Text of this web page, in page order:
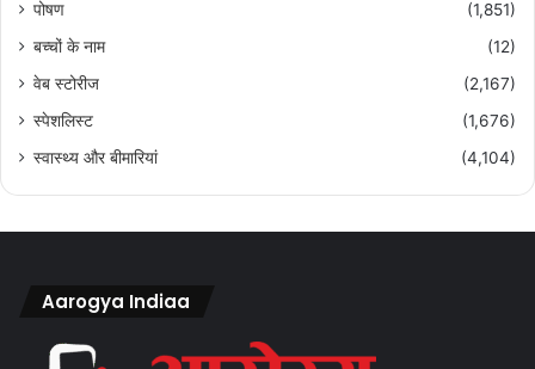
पोषण
(1,851)
बच्चों के नाम
(12)
वेब स्टोरीज
(2,167)
स्पेशलिस्ट
(1,676)
स्वास्थ्य और बीमारियां
(4,104)
Aarogya Indiaa